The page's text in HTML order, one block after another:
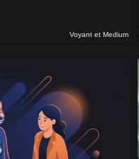
Voyant et Medium